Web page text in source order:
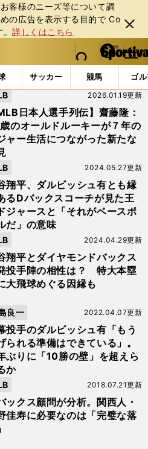
客様のニーズ等について調
の広告を表⽰する⽬的で Co
。詳しくはこちら
閉じ
る
web Sportiva (webスポルティーバ)
検索
マイペ
ー
ジ
メニュ
サッカー 競馬 ゴ
ス」の最新ニュース・ 情報
日本人選手列伝】齋藤隆：
のオールドルーキーが７年の
ャー生活につながった新たな
2026.01.19更新
翔平、ダルビッシュ有とも縁
るDバックスコーチが見た王
ジャースと「それがベースボ
だ」の意味
2024.05.27更新
翔平とダイヤモンドバックス
投手陣の相性は？ 特大本塁
大飛球めぐる因縁も
2024.04.29更新
投手のダルビッシュ有「もう
られる準備はできている」。
ぶりに「10勝の壁」を超えら
か
2022.04.07更新
良一
ックス顧問が分析。関西人・
佳寿に必要なのは「完璧な落
2018.07.21更新